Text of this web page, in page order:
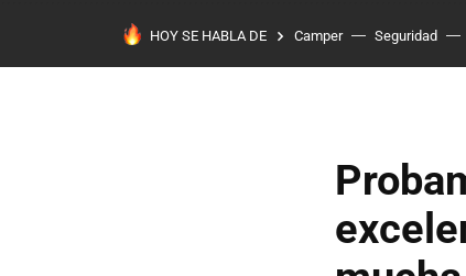
HOY SE HABLA DE Camper Seguridad